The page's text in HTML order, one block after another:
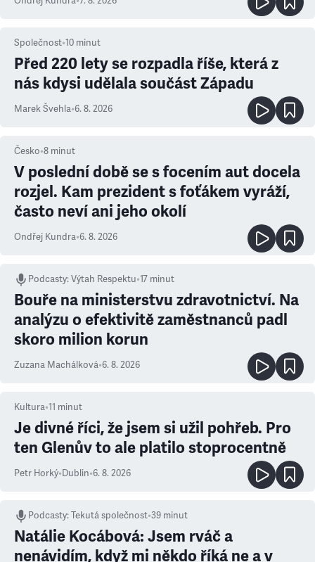
Společnost•10 minut
Před 220 lety se rozpadla říše, která z
nás kdysi udělala součást Západu
Marek Švehla•6. 8. 2026
Česko•8 minut
V poslední době se s focením aut docela
rozjel. Kam prezident s foťákem vyráží,
často neví ani jeho okolí
Ondřej Kundra•6. 8. 2026
Podcasty:Výtah Respektu•17 minut
Bouře na ministerstvu zdravotnictví. Na
analýzu o efektivitě zaměstnanců padl
skoro milion korun
Zuzana Machálková•6. 8. 2026
Kultura•11 minut
Je divné říci, že jsem si užil pohřeb. Pro
ten Glenův to ale platilo stoprocentně
Petr Horký•Dublin•6. 8. 2026
Podcasty:Tekutá společnost•39 minut
Natálie Kocábová: Jsem rváč a
nenávidím, když mi někdo říká ne a v